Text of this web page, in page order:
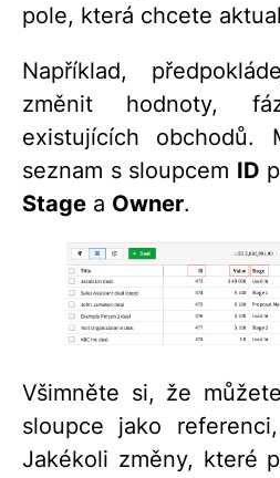
pole, která chcete
Například,
změnit hodnoty,
existujících obchodů.
seznam s sloupcem ID
Stage a Owner.
Všimněte si, že
sloupce jako
Jakékoli změny, které